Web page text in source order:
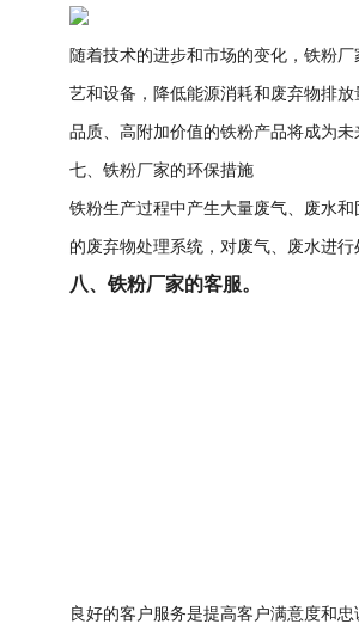
随着技术的进步和市场的变化，铁粉
艺和设备，降低能源消耗和废弃物排
品质、高附加价值的铁粉产品将成为未
七、铁粉厂家的环保措施
铁粉生产过程中产生大量废气、废水
的废弃物处理系统，对废气、废水进
八、铁粉厂家的客服。
良好的客户服务是提高客户满意度和